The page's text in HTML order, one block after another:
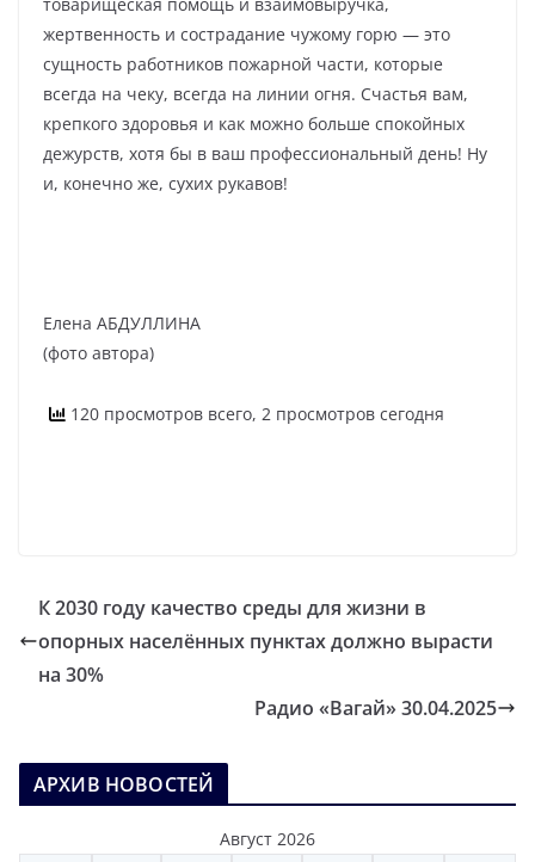
жертвенность и сострадание чужому горю — это
сущность работников пожарной части, которые
всегда на чеку, всегда на линии огня. Счастья вам,
крепкого здоровья и как можно больше спокойных
дежурств, хотя бы в ваш профессиональный день! Ну
и, конечно же, сухих рукавов!
Елена АБДУЛЛИНА
(фото автора)
120 просмотров всего, 2 просмотров сегодня
К 2030 году качество среды для жизни в
опорных населённых пунктах должно вырасти
на 30%
Радио «Вагай» 30.04.2025
АРХИВ НОВОСТЕЙ
Август 2026